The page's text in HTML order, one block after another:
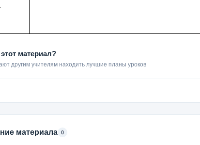
материал?
другим учителям находить лучшие планы уроков
материала 0